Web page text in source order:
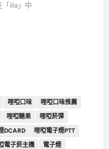
「ilia」中
哩啞口味
哩啞口味推薦
哩啞糖果
哩啞菸彈
DCARD
哩啞電子煙PTT
電子菸主機
電子煙